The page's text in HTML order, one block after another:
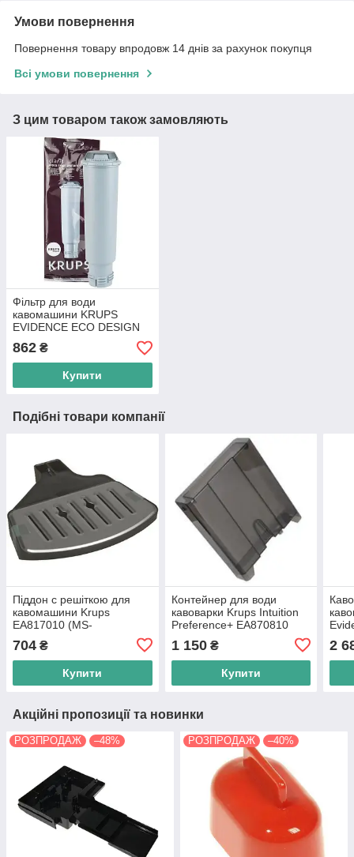
Умови повернення
Повернення товару впродовж 14 днів за рахунок покупця
Всі умови повернення
З цим товаром також замовляють
Фільтр для води
кавомашини KRUPS
EVIDENCE ECO DESIGN
EA897B10 Krups Essential
EA816570 (F08801)
Оригінал
862 ₴
Купити
Подібні товари компанії
Піддон с решіткою для
кавомашини Krups
EA817010 (MS-
704 ₴
Купити
Контейнер для води
кавоварки Krups Intuition
Preference+ EA870810
8030001641)
1 150₴
Купити
2
Акційні пропозиції та новинки
РОЗПРОДАЖ –48% РОЗПРОДАЖ –40%